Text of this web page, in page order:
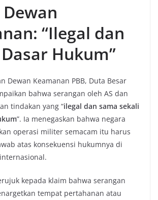
“Ilegal dan
Hukum”
Dewan Keamanan PBB, Duta Besar
bahwa serangan oleh AS dan
tindakan yang “ilegal dan sama sekali
”. Ia menegaskan bahwa negara
operasi militer semacam itu harus
atas konsekuensi hukumnya di
kepada klaim bahwa serangan
tempat pertahanan atau